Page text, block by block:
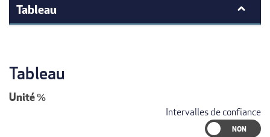
Tableau
Tableau
Unité%
Intervalles de confiance